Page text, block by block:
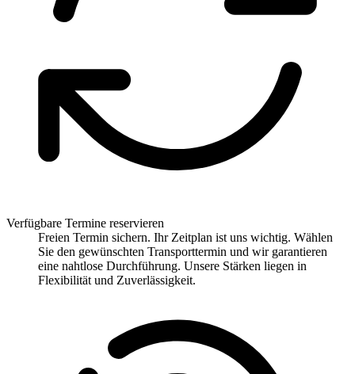
Verfügbare Termine reservieren
Freien Termin sichern. Ihr Zeitplan ist uns wichtig. Wählen
Sie den gewünschten Transporttermin und wir garantieren
eine nahtlose Durchführung. Unsere Stärken liegen in
Flexibilität und Zuverlässigkeit.